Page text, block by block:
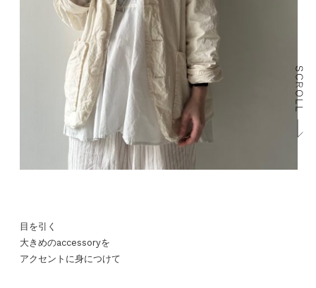
目を引く
大きめのaccessoryを
アクセントに身につけて